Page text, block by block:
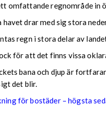
omfattande regnområde in
drar med sig stora
regn i stora delar av
för att det finns vissa
bana och djup är
det blir.
för bostäder – högsta